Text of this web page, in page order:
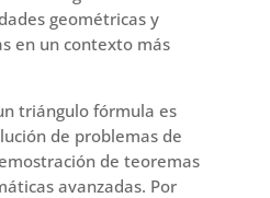
geométricas y
en un contexto más
triángulo fórmula es
de problemas de
de teoremas
avanzadas. Por